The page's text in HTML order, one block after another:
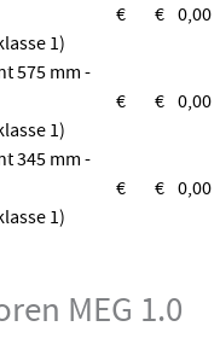
1)
€ € 0,00
575 mm -
1)
€ € 0,00
345 mm -
1)
€ € 0,00
MEG 1.0